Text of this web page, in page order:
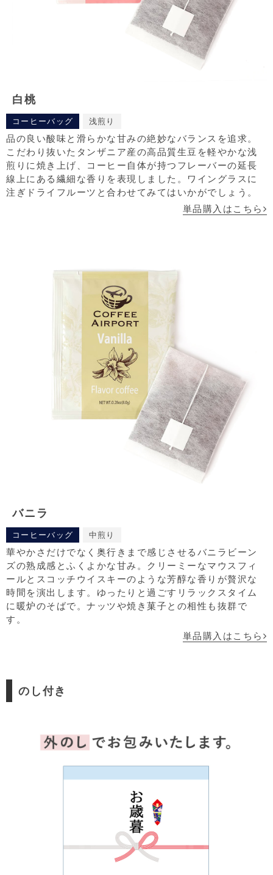
白桃
コーヒーバッグ 浅煎り
品の良い酸味と滑らかな甘みの絶妙なバランスを追求。
こだわり抜いたタンザニア産の高品質生豆を軽やかな浅
煎りに焼き上げ、コーヒー自体が持つフレーバーの延長
線上にある繊細な香りを表現しました。ワイングラスに
注ぎドライフルーツと合わせてみてはいかがでしょう。
単品購入はこちら
バニラ
コーヒーバッグ 中煎り
華やかさだけでなく奥行きまで感じさせるバニラビーン
ズの熟成感とふくよかな甘み。クリーミーなマウスフィ
ールとスコッチウイスキーのような芳醇な香りが贅沢な
時間を演出します。ゆったりと過ごすリラックスタイム
に暖炉のそばで。ナッツや焼き菓子との相性も抜群で
す。
単品購入はこちら
のし付き